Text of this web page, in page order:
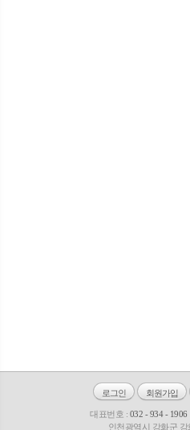
로그인 회원가입
대표번호 : 032 - 934 - 1906
인천광역시 강화군